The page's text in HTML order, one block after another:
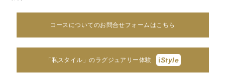
コースについてのお問合せフォームはこちら
「私スタイル」のラグジュアリー体験 iStyle